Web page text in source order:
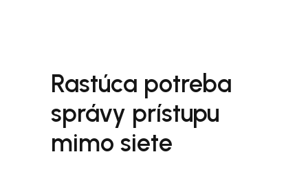
Rastúca potreba
správy prístupu
mimo siete